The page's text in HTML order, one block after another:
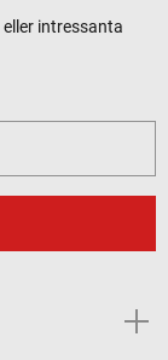
intressanta